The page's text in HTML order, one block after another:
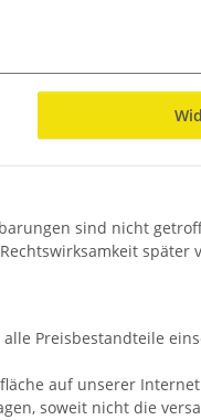
sind nicht
später
Preisbestandteile
auf unserer
soweit nicht die